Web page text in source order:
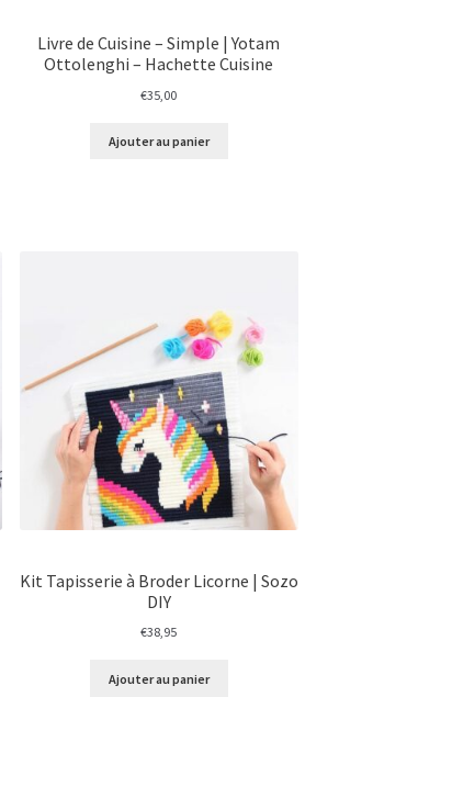
Livre de Cuisine – Simple | Yotam
Ottolenghi – Hachette Cuisine
€35,00
Ajouter au panier
Kit Tapisserie à Broder Licorne | Sozo
DIY
€38,95
Ajouter au panier